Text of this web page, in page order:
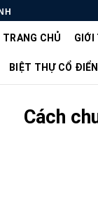
TRANG CHỦ GIỚI
BIỆT THỰ CỔ ĐIỂN
Cách